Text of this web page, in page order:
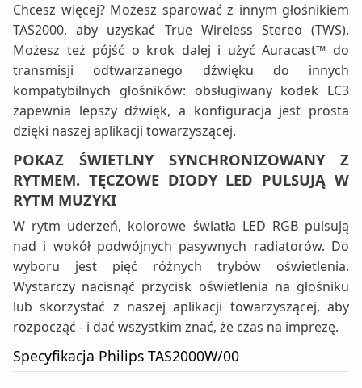
Chcesz więcej? Możesz sparować z innym głośnikiem
TAS2000, aby uzyskać True Wireless Stereo (TWS).
Możesz też pójść o krok dalej i użyć Auracast™ do
transmisji odtwarzanego dźwięku do innych
kompatybilnych głośników: obsługiwany kodek LC3
zapewnia lepszy dźwięk, a konfiguracja jest prosta
dzięki naszej aplikacji towarzyszącej.
POKAZ ŚWIETLNY SYNCHRONIZOWANY Z
RYTMEM. TĘCZOWE DIODY LED PULSUJĄ W
RYTM MUZYKI
W rytm uderzeń, kolorowe światła LED RGB pulsują
nad i wokół podwójnych pasywnych radiatorów. Do
wyboru jest pięć różnych trybów oświetlenia.
Wystarczy nacisnąć przycisk oświetlenia na głośniku
lub skorzystać z naszej aplikacji towarzyszącej, aby
rozpocząć - i dać wszystkim znać, że czas na imprezę.
Specyfikacja Philips TAS2000W/00